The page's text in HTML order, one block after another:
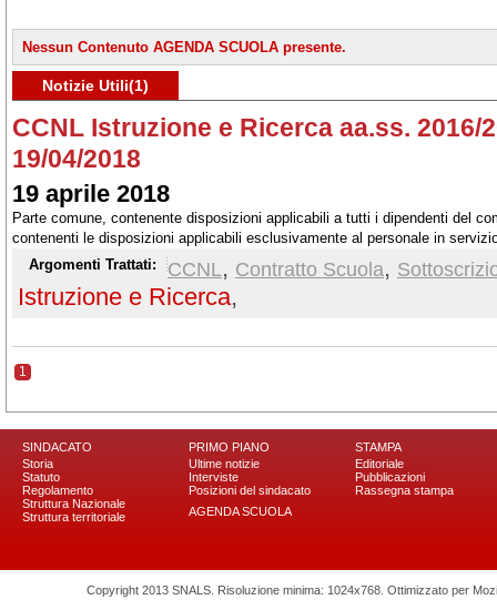
Nessun Contenuto AGENDA SCUOLA presente.
Notizie Utili(1)
CCNL Istruzione e Ricerca aa.ss.
19/04/2018
19 aprile 2018
Parte comune, contenente disposizioni applicabili a tutti i dipendenti del
contenenti le disposizioni applicabili esclusivamente al personale in
educative; Istituzioni di Alta formazione artistica, musicale e coreutica;
universitarie; Istituzioni ed enti di ricerca e sperimentazione
Argomenti Trattati: CCNL, Contratto Scuola,
Istruzione e Ricerca,
1
SINDACATO
Storia
Statuto
Regolamento
Struttura Nazionale
Struttura territoriale
PRIMO PIANO
Ultime notizie
Interviste
Posizioni del sindacato
AGENDA SCUOLA
STAMPA
Editoriale
Pubblicazioni
Rassegna stampa
Copyright 2013 SNALS. Risoluzione minima: 1024x768. Ottimizzato per